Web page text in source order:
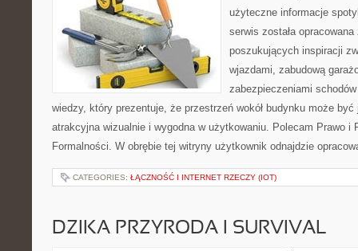
użyteczne informacje
serwis została
poszukujących inspiracji
wjazdami, zabudową
zabezpieczeniami
wiedzy, który prezentuje, że przestrzeń wokół budynku może
atrakcyjna wizualnie i wygodna w użytkowaniu. Polecam Prawo i
Formalności. W obrębie tej witryny użytkownik odnajdzie
CATEGORIES: ŁĄCZNOŚĆ I INTERNET RZECZY (IOT)
DZIKA PRZYRODA I SURVIVAL